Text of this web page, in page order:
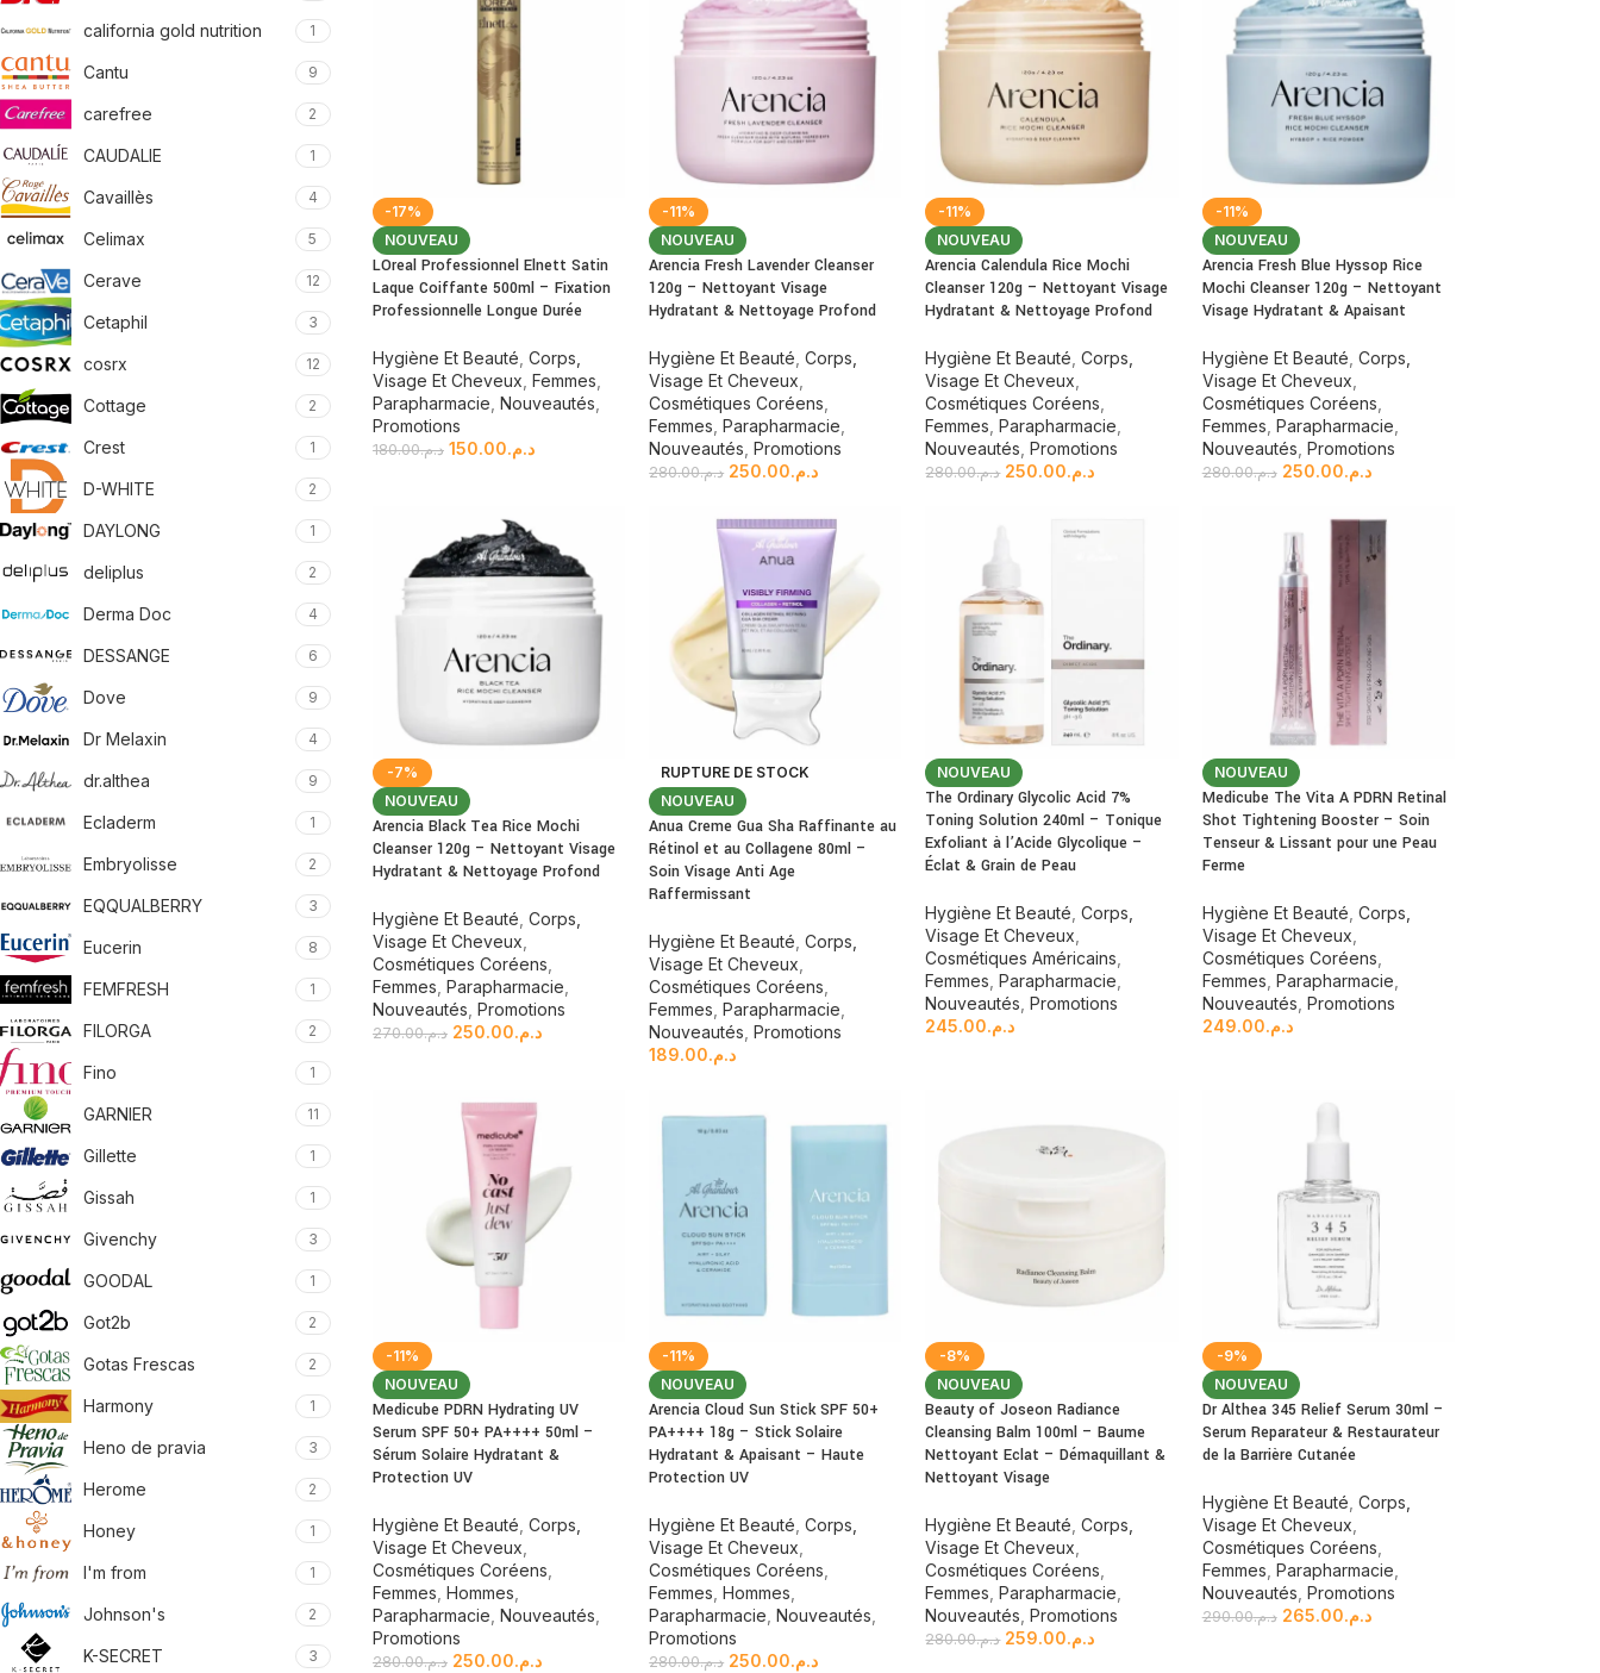
california gold nutrition 1
Cantu 9
carefree 2
CAUDALIE 1
Cavaillès 4
Celimax 5
Cerave 12
Cetaphil 3
cosrx 12
Cottage 2
Crest 1
D-WHITE 2
DAYLONG 1
deliplus 2
Derma Doc 4
DESSANGE 6
Dove 9
Dr Melaxin 4
dr.althea 9
Ecladerm 1
Embryolisse 2
EQQUALBERRY 3
Eucerin 8
FEMFRESH 1
FILORGA 2
Fino 1
GARNIER 11
Gillette 1
Gissah 1
Givenchy 3
GOODAL 1
Got2b 2
Gotas Frescas 2
Harmony 1
Heno de pravia 3
Herome 2
Honey 1
I'm from 1
Johnson's 2
K-SECRET 3
-17%
NOUVEAU
LOreal Professionnel Elnett Satin
Laque Coiffante 500ml – Fixation
Professionnelle Longue Durée
Hygiène Et Beauté Corps,
Visage Et Cheveux Femmes
Parapharmacie Nouveautés
Promotions
د.م.180.00 د.م.150.00
-11%
NOUVEAU
Arencia Fresh Lavender Cleanser
120g – Nettoyant Visage
Hydratant & Nettoyage Profond
Hygiène Et Beauté Corps,
Visage Et Cheveux
Cosmétiques Coréens
Femmes Parapharmacie
Nouveautés Promotions
د.م.280.00 د.م.250.00
-11%
NOUVEAU
Arencia Calendula Rice Mochi
Cleanser 120g – Nettoyant Visage
Hydratant & Nettoyage Profond
Hygiène Et Beauté Corps,
Visage Et Cheveux
Cosmétiques Coréens
Femmes Parapharmacie
Nouveautés Promotions
د.م.280.00 د.م.250.00
-11%
NOUVEAU
Arencia Fresh Blue Hyssop Rice
Mochi Cleanser 120g – Nettoyant
Visage Hydratant & Apaisant
Hygiène Et Beauté Corps,
Visage Et Cheveux
Cosmétiques Coréens
Femmes Parapharmacie
Nouveautés Promotions
د.م.280.00 د.م.250.00
-7%
NOUVEAU
Arencia Black Tea Rice Mochi
Cleanser 120g – Nettoyant Visage
Hydratant & Nettoyage Profond
Hygiène Et Beauté Corps,
Visage Et Cheveux
Cosmétiques Coréens
Femmes Parapharmacie
Nouveautés Promotions
د.م.270.00 د.م.250.00
RUPTURE DE STOCK
NOUVEAU
Anua Creme Gua Sha Raffinante au
Rétinol et au Collagene 80ml –
Soin Visage Anti Age
Raffermissant
Hygiène Et Beauté Corps,
Visage Et Cheveux
Cosmétiques Coréens
Femmes Parapharmacie
Nouveautés Promotions
د.م.189.00
NOUVEAU
The Ordinary Glycolic Acid 7%
Toning Solution 240ml – Tonique
Exfoliant à l’Acide Glycolique –
Éclat & Grain de Peau
Hygiène Et Beauté Corps,
Visage Et Cheveux
Cosmétiques Américains
Femmes Parapharmacie
Nouveautés Promotions
د.م.245.00
NOUVEAU
Medicube The Vita A PDRN Retinal
Shot Tightening Booster – Soin
Tenseur & Lissant pour une Peau
Ferme
Hygiène Et Beauté Corps,
Visage Et Cheveux
Cosmétiques Coréens
Femmes Parapharmacie
Nouveautés Promotions
د.م.249.00
-11%
NOUVEAU
Medicube PDRN Hydrating UV
Serum SPF 50+ PA++++ 50ml –
Sérum Solaire Hydratant &
Protection UV
Hygiène Et Beauté Corps,
Visage Et Cheveux
Cosmétiques Coréens
Femmes Hommes
Parapharmacie Nouveautés
Promotions
د.م.280.00 د.م.250.00
-11%
NOUVEAU
Arencia Cloud Sun Stick SPF 50+
PA++++ 18g – Stick Solaire
Hydratant & Apaisant – Haute
Protection UV
Hygiène Et Beauté Corps,
Visage Et Cheveux
Cosmétiques Coréens
Femmes Hommes
Parapharmacie Nouveautés
Promotions
د.م.280.00 د.م.250.00
-8%
NOUVEAU
Beauty of Joseon Radiance
Cleansing Balm 100ml – Baume
Nettoyant Eclat – Démaquillant &
Nettoyant Visage
Hygiène Et Beauté Corps,
Visage Et Cheveux
Cosmétiques Coréens
Femmes Parapharmacie
Nouveautés Promotions
د.م.280.00 د.م.259.00
-9%
NOUVEAU
Dr Althea 345 Relief Serum 30ml –
Serum Reparateur & Restaurateur
de la Barrière Cutanée
Hygiène Et Beauté Corps,
Visage Et Cheveux
Cosmétiques Coréens
Femmes Parapharmacie
Nouveautés Promotions
د.م.290.00 د.م.265.00